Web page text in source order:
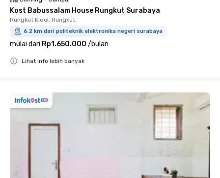
Kost Babussalam House Rungkut Surabaya
Rungkut Kidul, Rungkut
6.2 km dari politeknik elektronika negeri surabaya
mulai dari Rp1.650.000 /bulan
Lihat info lebih banyak